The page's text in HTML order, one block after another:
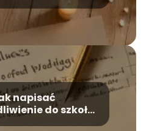
napisać
do szkoły?
porady